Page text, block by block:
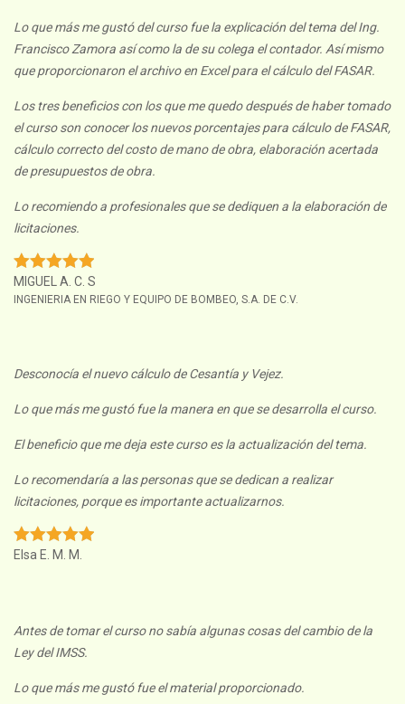
Lo que más me gustó del curso fue la explicación del tema del Ing.
Francisco Zamora así como la de su colega el contador. Así mismo
que proporcionaron el archivo en Excel para el cálculo del FASAR.
Los tres beneficios con los que me quedo después de haber tomado
el curso son conocer los nuevos porcentajes para cálculo de FASAR,
cálculo correcto del costo de mano de obra, elaboración acertada
de presupuestos de obra.
Lo recomiendo a profesionales que se dediquen a la elaboración de
licitaciones.
MIGUEL A. C. S
INGENIERIA EN RIEGO Y EQUIPO DE BOMBEO, S.A. DE C.V.
Desconocía el nuevo cálculo de Cesantía y Vejez.
Lo que más me gustó fue la manera en que se desarrolla el curso.
El beneficio que me deja este curso es la actualización del tema.
Lo recomendaría a las personas que se dedican a realizar
licitaciones, porque es importante actualizarnos.
Elsa E. M. M.
Antes de tomar el curso no sabía algunas cosas del cambio de la
Ley del IMSS.
Lo que más me gustó fue el material proporcionado.